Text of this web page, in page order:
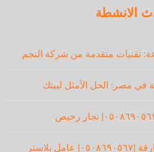
الانشطة
تقنيات متقدمة من شركة النجم
في مصر: الحل الأمثل لبيتك
بلاستر